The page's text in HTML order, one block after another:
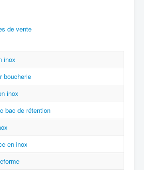
de vente
inox
boucherie
inox
bac de rétention
en inox